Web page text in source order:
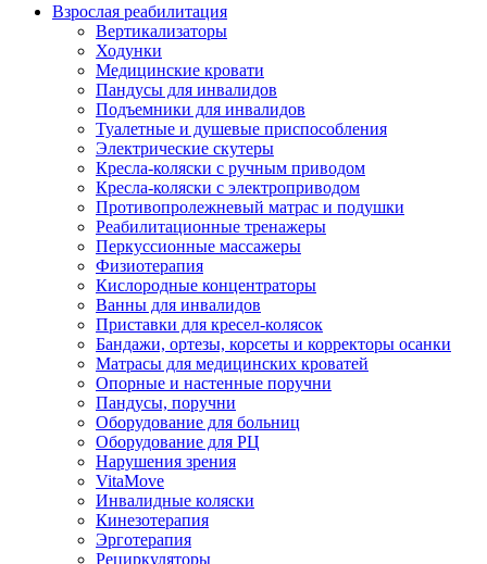
Взрослая реабилитация
Вертикализаторы
Ходунки
Медицинские кровати
Пандусы для инвалидов
Подъемники для инвалидов
Туалетные и душевые приспособления
Электрические скутеры
Кресла-коляски с ручным приводом
Кресла-коляски с электроприводом
Противопролежневый матрас и подушки
Реабилитационные тренажеры
Перкуссионные массажеры
Физиотерапия
Кислородные концентраторы
Ванны для инвалидов
Приставки для кресел-колясок
Бандажи, ортезы, корсеты и корректоры осанки
Матрасы для медицинских кроватей
Опорные и настенные поручни
Пандусы, поручни
Оборудование для больниц
Оборудование для РЦ
Нарушения зрения
VitaMove
Инвалидные коляски
Кинезотерапия
Эрготерапия
Рециркуляторы